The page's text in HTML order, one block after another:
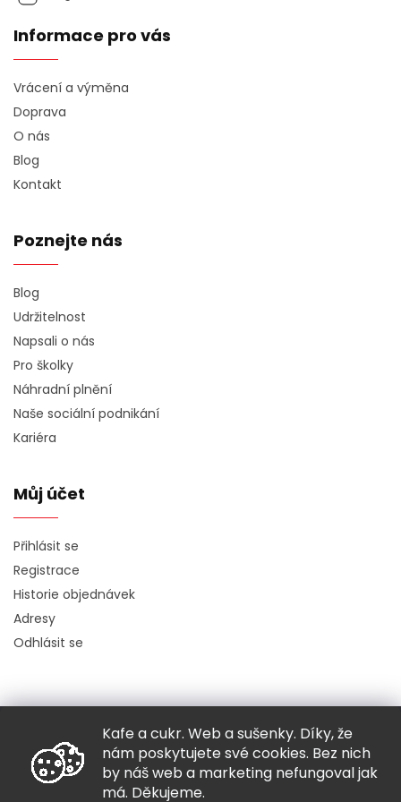
Kafe a cukr. Web a sušenky. Díky, že
nám poskytujete své cookies. Bez nich
by náš web a marketing nefungoval jak
má. Děkujeme.
Informace pro vás
Vrácení a výměna
Doprava
O nás
Blog
Kontakt
Poznejte nás
Blog
Udržitelnost
Napsali o nás
Pro školky
Náhradní plnění
Naše sociální podnikání
Kariéra
Můj účet
Přihlásit se
Registrace
Historie objednávek
Adresy
Odhlásit se
Copyright 2026Hugo chodí bos. Všechna práva vyhrazena.
Grafický návrh vytvořil a nakódovalShoptak.cz